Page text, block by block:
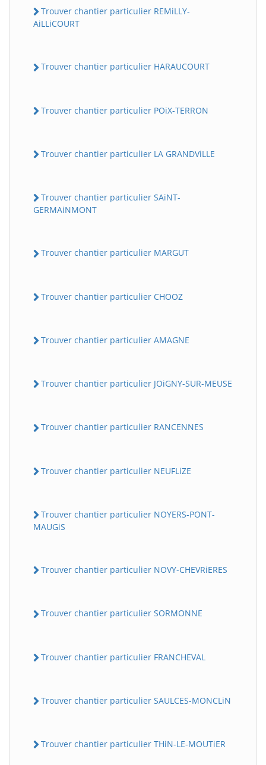
Trouver chantier particulier REMiLLY-
AiLLiCOURT
Trouver chantier particulier HARAUCOURT
Trouver chantier particulier POiX-TERRON
Trouver chantier particulier LA GRANDViLLE
Trouver chantier particulier SAiNT-
GERMAiNMONT
Trouver chantier particulier MARGUT
Trouver chantier particulier CHOOZ
Trouver chantier particulier AMAGNE
Trouver chantier particulier JOiGNY-SUR-MEUSE
Trouver chantier particulier RANCENNES
Trouver chantier particulier NEUFLiZE
Trouver chantier particulier NOYERS-PONT-
MAUGiS
Trouver chantier particulier NOVY-CHEVRiERES
Trouver chantier particulier SORMONNE
Trouver chantier particulier FRANCHEVAL
Trouver chantier particulier SAULCES-MONCLiN
Trouver chantier particulier THiN-LE-MOUTiER